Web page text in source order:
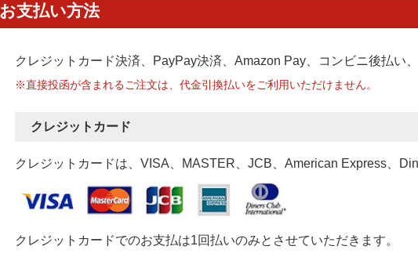
お支払い方法
クレジットカード決済、PayPay決済 、Amazon Pay、コンビニ後払い
※直接投函が含まれるご注文は、代金引換払いをご利用いただけません。
クレジットカード
クレジットカードは、VISA、MASTER、JCB、American Express、
クレジットカードでのお支払は1回払いのみとさせていただきます。